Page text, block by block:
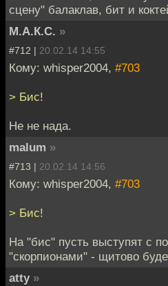
сцену" балаклав, бит и
М.А.К.С. »
#712 | 20.02.14 14:55
Кому: whisper2004, #703
> Бис!
Не не нада.
malum »
#713 | 20.02.14 14:56
Кому: whisper2004, #703
> Бис!
На "бис" пусть выступят с
"скорпионами" - щитово
atty »